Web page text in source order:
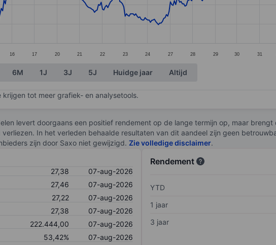
16 17 20 21 22 23 24 27 28 29 30 31
6M 1J 3J 5J Huidge jaar Altijd
krijgen tot meer grafiek- en analysetools.
levert doorgaans een positief rendement op de lange termijn op, maar
In het verleden behaalde resultaten van dit aandeel zijn geen
zijn door Saxo niet gewijzigd. Zie volledige disclaimer.
27,38
07-aug-2026
27,46
07-aug-2026
27,22
07-aug-2026
27,38
07-aug-2026
222.444,00
07-aug-2026
53,42%
07-aug-2026
Rendement
YTD
1 jaar
3 jaar